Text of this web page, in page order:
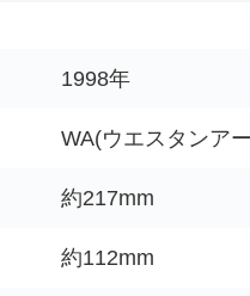
1998年
WA(ウエスタンアー
約217mm
約112mm